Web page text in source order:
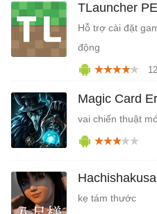
TLauncher
Hỗ trợ cài đặt
động
Magic Card
vai chiến thuật
kẹ tám thước